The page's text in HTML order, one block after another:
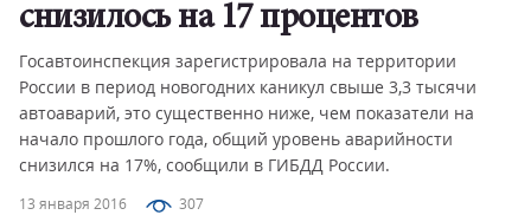
13 января 2016 307
снизилось на 17 процентов
Госавтоинспекция зарегистрировала на территории
России в период новогодних каникул свыше 3,3 тысячи
автоаварий, это существенно ниже, чем показатели на
начало прошлого года, общий уровень аварийности
снизился на 17%, сообщили в ГИБДД России.